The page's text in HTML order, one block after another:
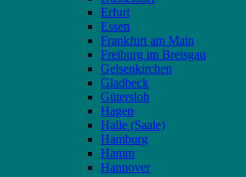
Erfurt
Essen
Frankfurt am Main
Freiburg im Breisgau
Gelsenkirchen
Gladbeck
Gütersloh
Hagen
Halle (Saale)
Hamburg
Hamm
Hannover